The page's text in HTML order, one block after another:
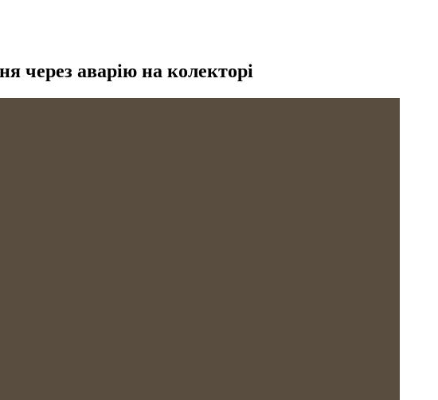
через аварію на колекторі